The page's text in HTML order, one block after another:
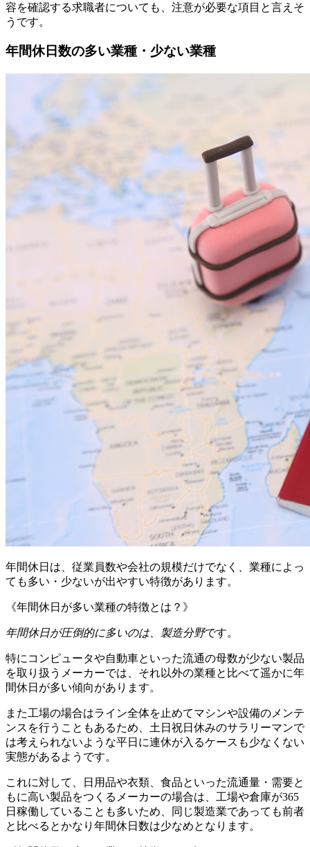
容を確認する求職者についても、注意が必要な項目と言えそ
うです。
年間休日数の多い業種・少ない業種
年間休日は、従業員数や会社の規模だけでなく、業種によっ
ても多い・少ないが出やすい特徴があります。
《年間休日が多い業種の特徴とは？》
年間休日が圧倒的に多いのは、製造分野です。
特にコンピュータや自動車といった流通の母数が少ない製品
を取り扱うメーカーでは、それ以外の業種と比べて遥かに年
間休日が多い傾向があります。
また工場の場合はライン全体を止めてマシンや設備のメンテ
ンスを行うこともあるため、土日祝日休みのサラリーマンで
は考えられないような平日に連休が入るケースも少なくない
実態があるようです。
これに対して、日用品や衣類、食品といった流通量・需要と
もに高い製品をつくるメーカーの場合は、工場や倉庫が365
日稼働していることも多いため、同じ製造業であっても前者
と比べるとかなり年間休日数は少なめとなります。